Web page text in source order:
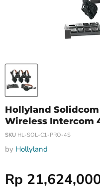
Hollyland Solidcom
Wireless Intercom
SKU HL-SOL-C1-PRO-4S
by Hollyland
Harga Special
Rp